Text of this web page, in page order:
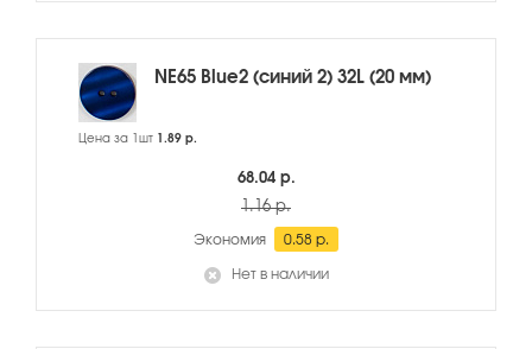
NE65 Blue2 (синий 2) 32L (20 мм)
Цена за 1шт 1.89 р.
68.04 р.
1.16 р.
Экономия 0.58 р.
Нет в наличии